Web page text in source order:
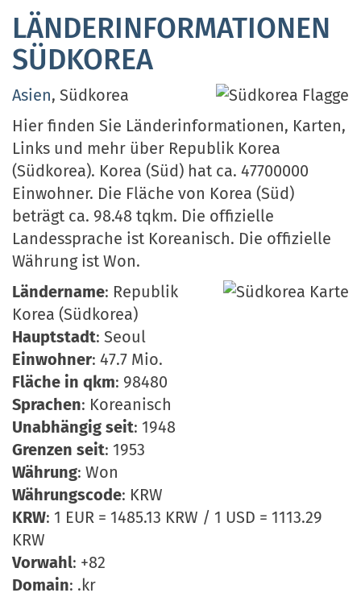
LÄNDERINFORMATIONEN
SÜDKOREA
Asien, Südkorea
Hier finden Sie Länderinformationen, Karten,
Links und mehr über Republik Korea
(Südkorea). Korea (Süd) hat ca. 47700000
Einwohner. Die Fläche von Korea (Süd)
beträgt ca. 98.48 tqkm. Die offizielle
Landessprache ist Koreanisch. Die offizielle
Währung ist Won.
Ländername: Republik
Korea (Südkorea)
Hauptstadt: Seoul
Einwohner: 47.7 Mio.
Fläche in qkm: 98480
Sprachen: Koreanisch
Unabhängig seit: 1948
Grenzen seit: 1953
Währung: Won
Währungscode: KRW
KRW: 1 EUR = 1485.13 KRW / 1 USD = 1113.29
KRW
Vorwahl: +82
Domain: .kr